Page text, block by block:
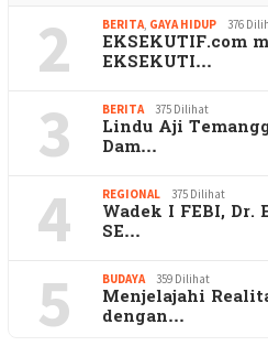
2 BERITA, GAYA HIDUP 376
EKSEKUTIF.com
EKSEKUTI…
3 BERITA 375 Dilihat
Lindu Aji
Dam…
4 REGIONAL 375 Dilihat
Wadek I FEBI, Dr.
SE…
5 BUDAYA 359 Dilihat
Menjelajahi
dengan…